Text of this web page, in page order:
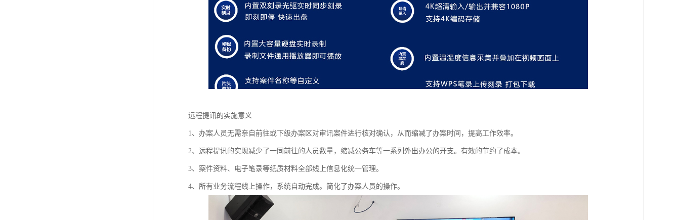
远程提讯的实施意义
1、办案人员无需亲自前往或下级办案区对审讯案件进行核对确认，从而缩减了办案时间，提高工作效率。
2、远程提讯的实现减少了一同前往的人员数量，缩减公务车等一系列外出办公的开支。有效的节约了成本。
3、案件资料、电子笔录等纸质材料全部线上信息化统一管理。
4、所有业务流程线上操作，系统自动完成。简化了办案人员的操作。